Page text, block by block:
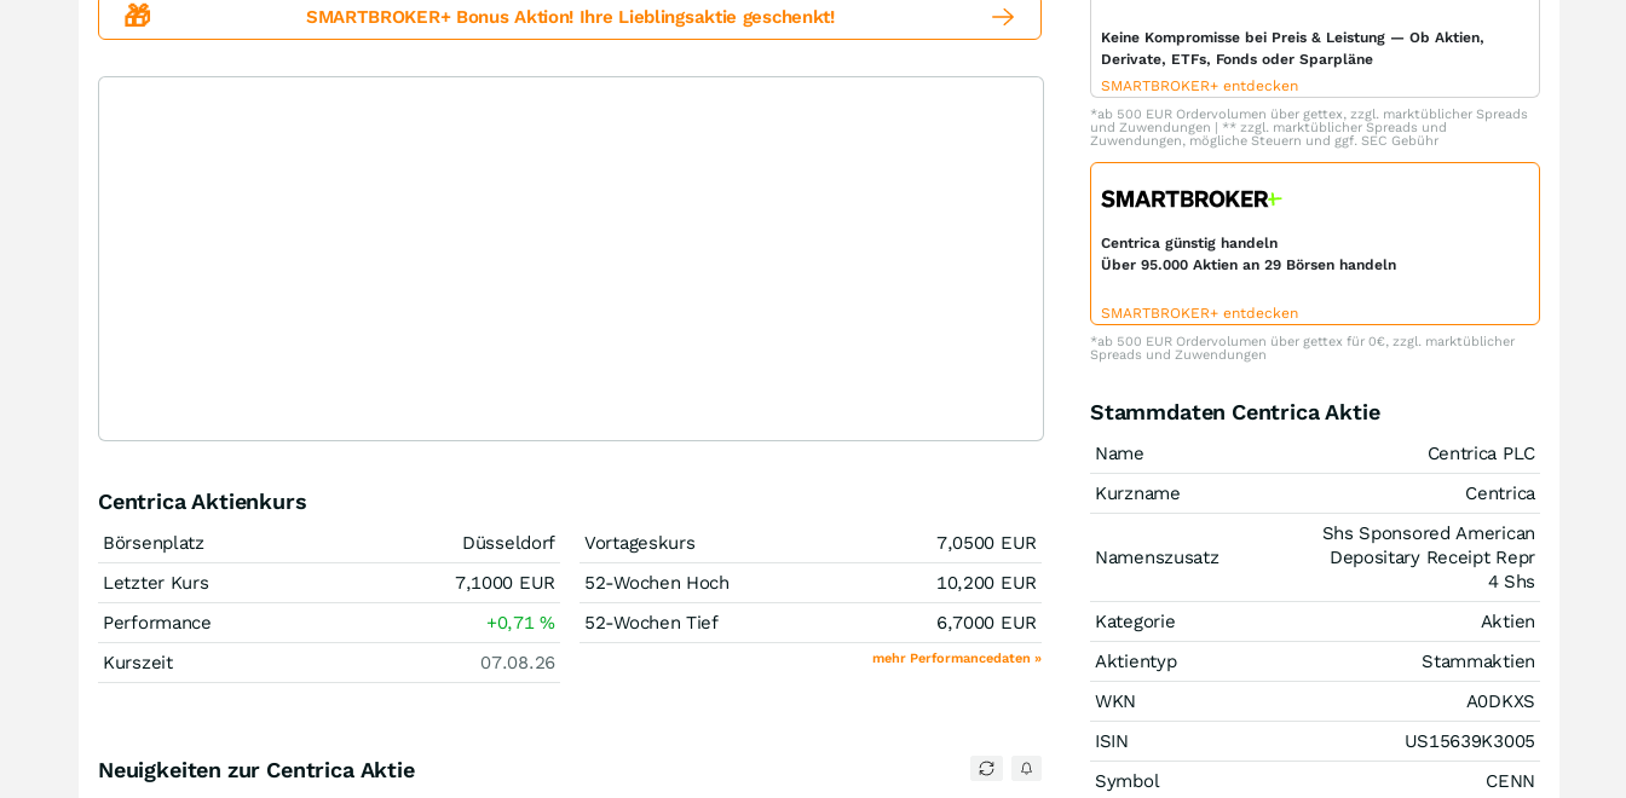
🎁 SMARTBROKER+ Bonus Aktion! Ihre Lieblingsaktie geschenkt!
Centrica Aktienkurs
Börsenplatz
Düsseldorf
Letzter Kurs
7,1000 EUR
Performance
+0,71%
Kurszeit
07.08.26
Vortageskurs 7,0500 EUR
52-Wochen Hoch
10,200 EUR
52-Wochen Tief
6,7000 EUR
mehr Performancedaten »
Neuigkeiten zur Centrica Aktie
Keine Kompromisse bei Preis & Leistung — Ob Aktien,
Derivate, ETFs, Fonds oder Sparpläne
SMARTBROKER+ entdecken
*ab 500 EUR Ordervolumen über gettex, zzgl. marktüblicher Spreads
und Zuwendungen | ** zzgl. marktüblicher Spreads und
Zuwendungen, mögliche Steuern und ggf. SEC Gebühr
Centrica günstig handeln
Über 95.000 Aktien an 29 Börsen handeln
SMARTBROKER+ entdecken
*ab 500 EUR Ordervolumen über gettex für 0€, zzgl. marktüblicher
Spreads und Zuwendungen
Stammdaten Centrica Aktie
Name
Centrica PLC
Kurzname
Centrica
Namenszusatz
Shs Sponsored American
Depositary Receipt Repr
4 Shs
Kategorie
Aktien
Aktientyp
Stammaktien
WKN
A0DKXS
ISIN
US15639K3005
Symbol
CENN